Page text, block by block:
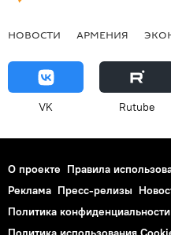
НОВОСТИ АРМЕНИЯ
VK Rutube
О проекте Правила
Реклама Пресс-релизы
Политика конфиденциальности